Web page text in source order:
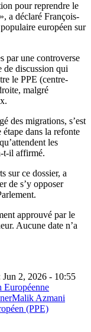
pour reprendre le
a déclaré François-
européen sur
par une controverse
de discussion qui
le PPE (centre-
malgré
des migrations, s’est
dans la refonte
les
t-il affirmé.
sur ce dossier, a
de s’y opposer
approuvé par le
Aucune date n’a
2, 2026 - 10:55
Européenne
Malik Azmani
(PPE)